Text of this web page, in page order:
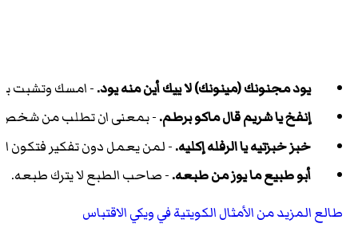
يود مجنونك (مينونك) لا ييك أين منه يود.- امسك وتشبت
إنفخ يا شريم قال ماكو برطم.- بمعنى ان تطلب من شخص
خبز خبزتيه يا الرفله إكليه.- لمن يعمل دون تفكير فتكون
أبو طبيع ما يوز من طبعه.- صاحب الطبع لا يترك طبعه.
طالع المزيد من الأمثال الكويتية في ويكي الاقتباس